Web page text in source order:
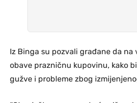
Iz Binga su pozvali građane da na
obave prazničnu kupovinu, kako
gužve i probleme zbog